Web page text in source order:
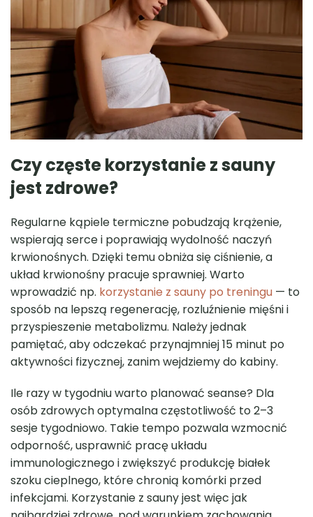
Czy częste korzystanie z sauny
jest zdrowe?
Regularne kąpiele termiczne pobudzają krążenie,
wspierają serce i poprawiają wydolność naczyń
krwionośnych. Dzięki temu obniża się ciśnienie, a
układ krwionośny pracuje sprawniej. Warto
wprowadzić np. korzystanie z sauny po treningu — to
sposób na lepszą regenerację, rozluźnienie mięśni i
przyspieszenie metabolizmu. Należy jednak
pamiętać, aby odczekać przynajmniej 15 minut po
aktywności fizycznej, zanim wejdziemy do kabiny.
Ile razy w tygodniu warto planować seanse? Dla
osób zdrowych optymalna częstotliwość to 2–3
sesje tygodniowo. Takie tempo pozwala wzmocnić
odporność, usprawnić pracę układu
immunologicznego i zwiększyć produkcję białek
szoku cieplnego, które chronią komórki przed
infekcjami. Korzystanie z sauny jest więc jak
Sauna Premium 220×220
zł
Sauna